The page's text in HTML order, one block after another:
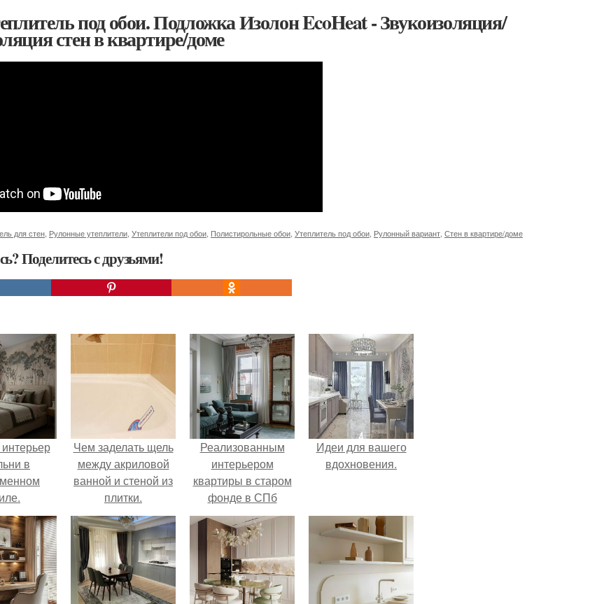
под обои. Подложка Изолон EcoHeat - Звукоизоляция/
стен в квартире/доме
для стен Рулонные утеплители Утеплители под обои Полистирольные обои Утеплитель под обои Рулонный вариант Стен в квартире/доме
Поделитесь с друзьями!
в
Чем заделать щель
между акриловой
ванной и стеной из
плитки.
Герметизация
стыка между
акриловой ванной и
стеной
Реализованным
интерьером
квартиры в старом
фонде в СПб
делимся.
Идеи для вашего
вдохновения.